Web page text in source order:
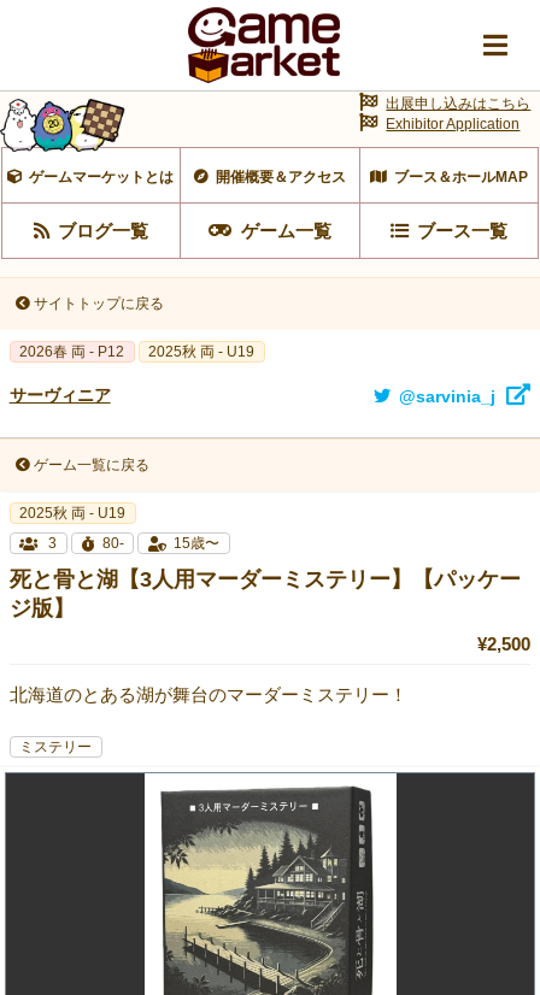
ゲームマーケットとは 開催概要＆アクセス ブース＆ホールMAP
ブログ一覧 ゲーム一覧 ブース一覧
出展申し込みはこちら
Exhibitor Application
サイトトップに戻る
2026春 両 - P12 2025秋 両 - U19
サーヴィニア @sarvinia_j
ゲーム一覧に戻る
2025秋 両 - U19
3
80- 15歳〜
死と骨と湖【3人用マーダーミステリー】【パッケー
ジ版】
¥2,500
北海道のとある湖が舞台のマーダーミステリー！
ミステリー